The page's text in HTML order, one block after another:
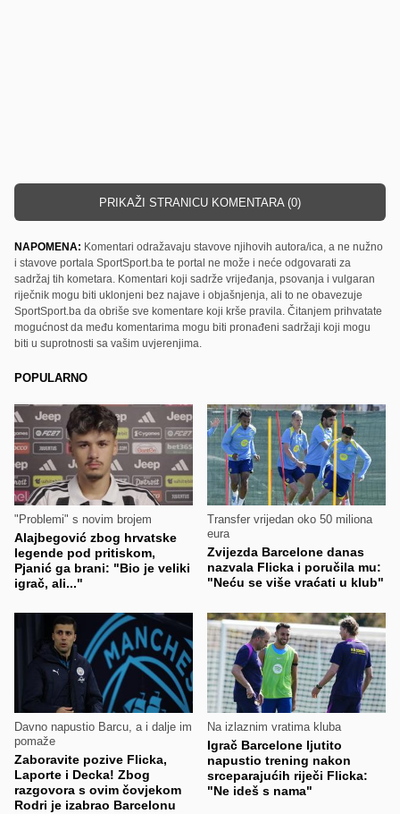
PRIKAŽI STRANICU KOMENTARA (0)
NAPOMENA: Komentari odražavaju stavove njihovih autora/ica, a ne nužno
i stavove portala SportSport.ba te portal ne može i neće odgovarati za
sadržaj tih kometara. Komentari koji sadrže vrijeđanja, psovanja i vulgaran
riječnik mogu biti uklonjeni bez najave i objašnjenja, ali to ne obavezuje
SportSport.ba da obriše sve komentare koji krše pravila. Čitanjem prihvatate
mogućnost da među komentarima mogu biti pronađeni sadržaji koji mogu
biti u suprotnosti sa vašim uvjerenjima.
POPULARNO
"Problemi" s novim brojem
Alajbegović zbog hrvatske
legende pod pritiskom,
Pjanić ga brani: "Bio je veliki
igrač, ali..."
Transfer vrijedan oko 50 miliona
eura
Zvijezda Barcelone danas
nazvala Flicka i poručila mu:
"Neću se više vraćati u klub"
Davno napustio Barcu, a i dalje im
pomaže
Zaboravite pozive Flicka,
Laporte i Decka! Zbog
razgovora s ovim čovjekom
Rodri je izabrao Barcelonu
Na izlaznim vratima kluba
Igrač Barcelone ljutito
napustio trening nakon
srceparajućih riječi Flicka:
"Ne ideš s nama"